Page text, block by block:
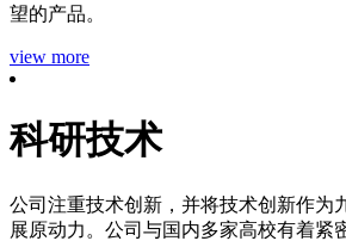
望的产品。
view more
科研技术
公司注重技术创新，并将技术创新作为
展原动力。公司与国内多家高校有着紧